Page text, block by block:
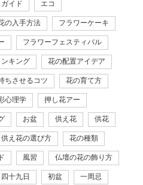
ガイド エコ
の入手方法 フラワーケーキ
フラワーフェスティバル
キング 花の配置アイデア
ちさせるコツ 花の育て方
心理学 押し花アー
お盆 供え花 供花
供え花の選び方 花の種類
風習 仏壇の花の飾り方
四十九日 初盆 一周忌